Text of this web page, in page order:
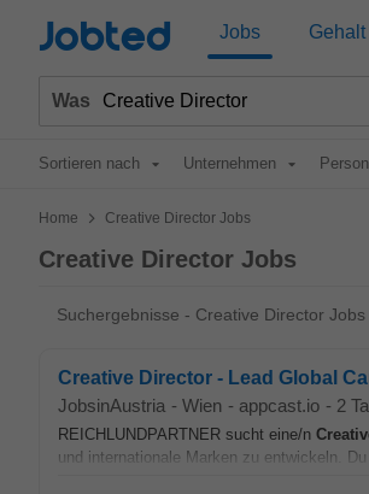
Jobted Jobs Gehalt
Was
Sortieren nach Unternehmen
Home > Creative Director Jobs
Creative Director Jobs
Suchergebnisse - Creative Director Jobs
Creative Director - Lead Global
JobsinAustria - Wien - appcast.io - 2
REICHLUNDPARTNER sucht eine/n
und internationale Marken zu entwickeln.